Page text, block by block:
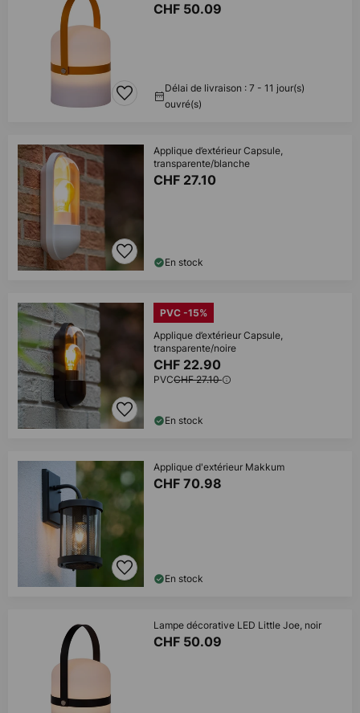
CHF 50.09
Délai de livraison : 7 - 11 jour(s)
ouvré(s)
Applique d’extérieur Capsule,
transparente/blanche
CHF 27.10
En stock
PVC -15%
Applique d’extérieur Capsule,
transparente/noire
CHF 22.90
PVCCHF 27.10
En stock
Applique d'extérieur Makkum
CHF 70.98
En stock
Lampe décorative LED Little Joe, noir
CHF 50.09